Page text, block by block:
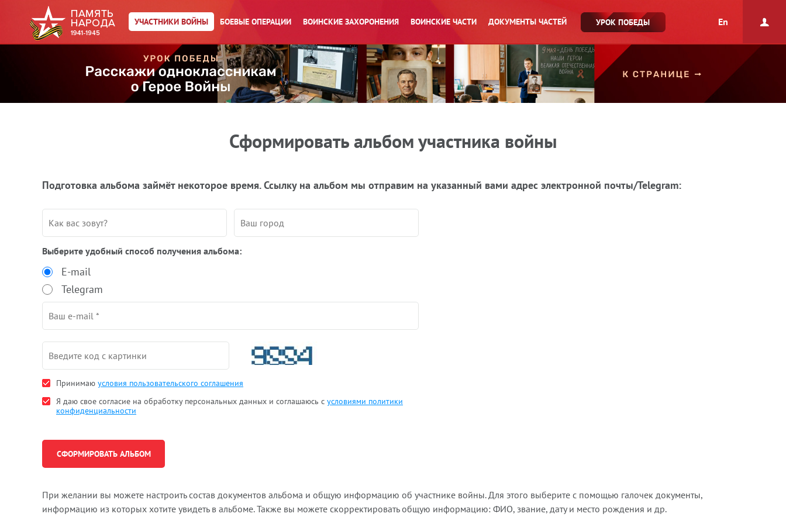
УЧАСТНИКИ ВОЙНЫ БОЕВЫЕ ОПЕРАЦИИ ВОИНСКИЕ ЗАХОРОНЕНИЯ ВОИНСКИЕ ЧАСТИ ДОКУМЕНТЫ ЧАСТЕЙ УРОК ПОБЕДЫ En
Сформировать альбом участника войны
Подготовка альбома займёт некоторое время. Ссылку на альбом мы отправим на указанный вами адрес электронной почты/Telegram:
Выберите удобный способ получения альбома:
E-mail
Telegram
Принимаю условия пользовательского соглашения
Я даю свое согласие на обработку персональных данных и соглашаюсь с условиями политики
конфиденциальности
При желании вы можете настроить состав документов альбома и общую информацию об участнике войны. Для этого выберите с помощью галочек документы,
информацию из которых хотите увидеть в альбоме. Также вы можете скорректировать общую информацию: ФИО, звание, дату и место рождения и др.